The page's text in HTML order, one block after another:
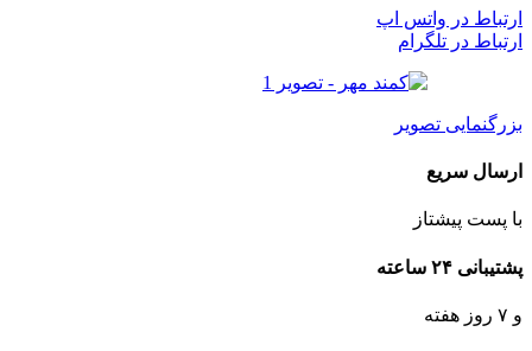
ارتباط در واتس اپ
ارتباط در تلگرام
بزرگنمایی تصویر
ارسال سریع
با پست پیشتاز
پشتیبانی ۲۴ ساعته
و ۷ روز هفته